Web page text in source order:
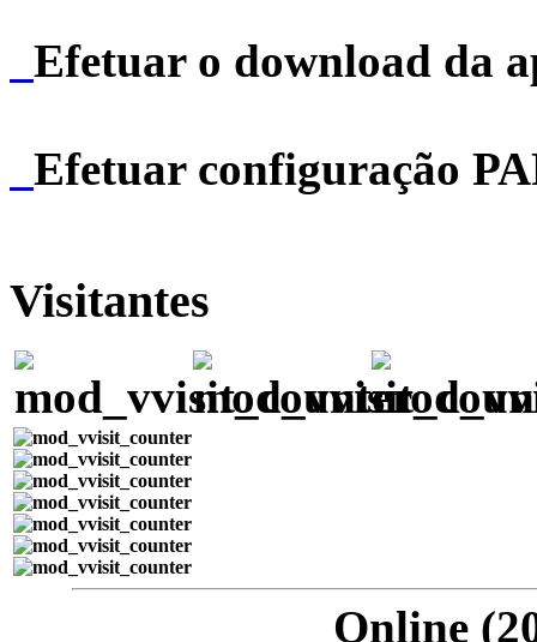
Efetuar o download da
Efetuar configuração
Visitantes
Online